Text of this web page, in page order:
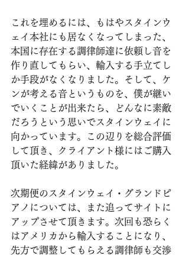
これを埋めるには、もはやスタインウ
ェイ本社にも居なくなってしまった、
本国に存在する調律師達に依頼し音を
作り直してもらい、輸入する手立てし
か手段がなくなりました。そして、ケ
ンが考える音というものを、僕が継い
でいくことが出来たら、どんなに素敵
だろうという思いでスタインウェイに
向かっています。この辺りを総合評価
して頂き、クライアント様にはご購入
頂いた経緯がありました。
次期便のスタインウェイ・グランドピ
アノについては、また追ってサイトに
アップさせて頂きます。次回も恐らく
はアメリカから輸入することになり、
先方で調整してもらえる調律師も交渉